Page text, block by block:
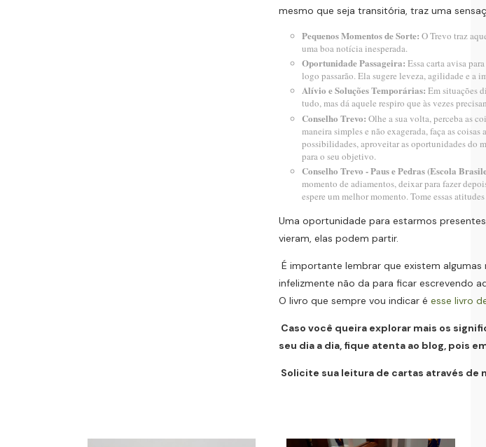
mesmo que seja transitória, traz uma
Pequenos Momentos de Sorte: O Trevo traz
uma boa notícia inesperada.
Oportunidade Passageira: Essa carta avisa
logo passarão. Ela sugere leveza, agilidade e a
Alívio e Soluções Temporárias: Em situações
tudo, mas dá aquele respiro que às vezes
Conselho Trevo: Olhe a sua volta, perceba as
maneira simples e não exagerada, faça as
possibilidades, aproveitar as oportunidades do
para o seu objetivo.
Conselho Trevo - Paus e Pedras (Escola
momento de adiamentos, deixar para fazer
espere um melhor momento. Tome essas
Uma oportunidade para estarmos
vieram, elas podem partir.
É importante lembrar que existem
infelizmente não da para ficar escrevendo
O livro que sempre vou indicar éesse livro
Caso você queira explorar mais os
seu dia a dia, fique atenta ao blog, pois
Solicite sua leitura de cartas através de